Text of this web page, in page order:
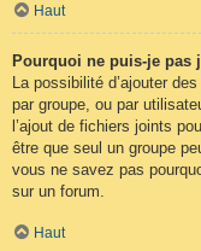
Haut
Pourquoi ne puis-je pas
La possibilité d’ajouter
par groupe, ou par
l’ajout de fichiers joints
être que seul un groupe
vous ne savez pas
sur un forum.
Haut